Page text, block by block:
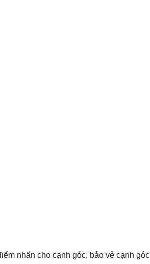
nhấn cho cạnh góc, bảo vệ cạnh góc